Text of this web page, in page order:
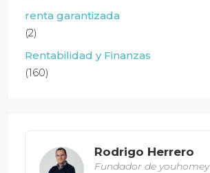
renta garantizada
(2)
Rentabilidad y Finanzas
(160)
Rodrigo Herrero
Fundador de youhomey